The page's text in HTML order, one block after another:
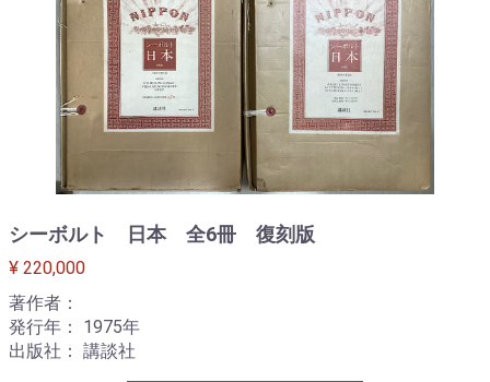
シーボルト 日本 全6冊 復刻版
¥ 220,000
著作者：
発行年： 1975年
出版社： 講談社